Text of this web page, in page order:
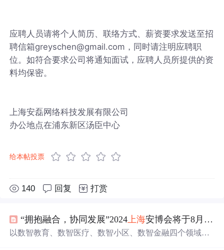
应聘人员请将个人简历、联络方式、薪资要求发送至招
聘信箱greyschen@gmail.com，同时请注明应聘职
位。如符合要求公司将通知面试，应聘人员所提供的资
料均保密。
上海安磊网络科技发展有限公司
办公地点在浦东新区汤臣中心
给本帖投票
140 回复 打赏
“拥抱融合，协同发展”2024 上海安博会将于8月2-4日隆重举办
以数智教育、数智医疗、数智小区、数智金融四个领域为